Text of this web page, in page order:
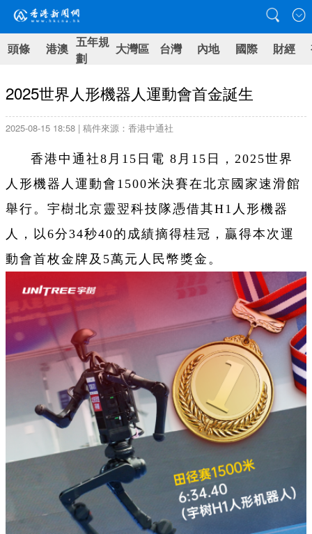
頭條 港澳 五年規
劃
大灣區 台灣 內地 國際 財經
2025世界人形機器人運動會首金誕生
2025-08-15 18:58 | 稿件來源：香港中通社
香港中通社8月15日電 8月15日，2025世界
人形機器人運動會1500米決賽在北京國家速滑館
舉行。宇樹北京靈翌科技隊憑借其H1人形機器
人，以6分34秒40的成績摘得桂冠，贏得本次運
動會首枚金牌及5萬元人民幣獎金。